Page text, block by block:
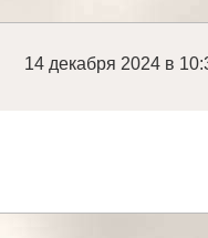
14 декабря 2024 в